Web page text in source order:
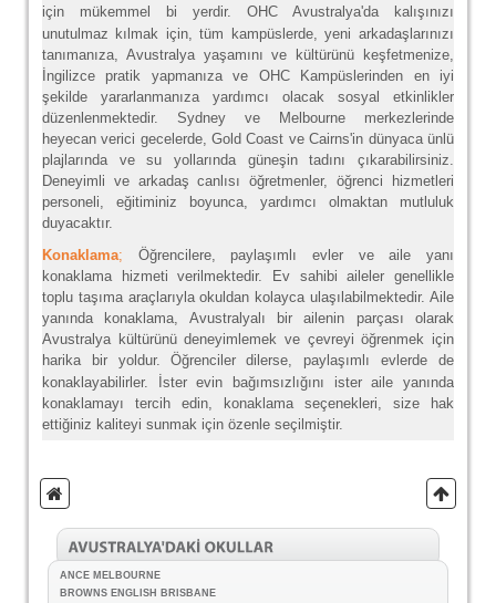
için mükemmel bi yerdir.
OHC Avustralya'da kalışınızı
unutulmaz kılmak için, tüm kampüslerde, yeni arkadaşlarınızı
tanımanıza, Avustralya yaşamını ve kültürünü keşfetmenize,
İngilizce pratik yapmanıza ve OHC Kampüslerinden en iyi
şekilde yararlanmanıza yardımcı olacak sosyal etkinlikler
düzenlenmektedir. Sydney ve Melbourne merkezlerinde
heyecan verici gecelerde, Gold Coast ve Cairns'in dünyaca ünlü
plajlarında ve su yollarında güneşin tadını çıkarabilirsiniz.
Deneyimli ve arkadaş canlısı öğretmenler, öğrenci hizmetleri
personeli, eğitiminiz boyunca, yardımcı olmaktan mutluluk
duyacaktır.
Konaklama; Öğrencilere, paylaşımlı evler ve aile yanı
konaklama hizmeti verilmektedir. Ev sahibi aileler genellikle
toplu taşıma araçlarıyla okuldan kolayca ulaşılabilmektedir. Aile
yanında konaklama, Avustralyalı bir ailenin parçası olarak
Avustralya kültürünü deneyimlemek ve çevreyi öğrenmek için
harika bir yoldur.
Öğrenciler dilerse, paylaşımlı evlerde de
konaklayabilirler. İster evin bağımsızlığını ister aile yanında
konaklamayı tercih edin, konaklama seçenekleri, size hak
ettiğiniz kaliteyi sunmak için özenle seçilmiştir.
ANCE MELBOURNE
BROWNS ENGLISH BRISBANE